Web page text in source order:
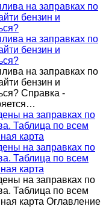
на заправках по
бензин и
на заправках по
бензин и
на заправках по
бензин и
Справка -
на заправках по
Таблица по всем
карта
на заправках по
Таблица по всем
карта
на заправках по
Таблица по всем
карта Оглавление